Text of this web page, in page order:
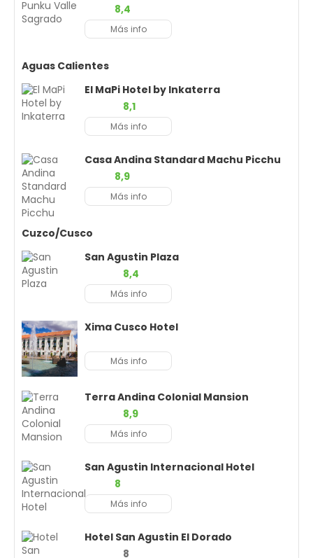
8,4
Más info
Aguas Calientes
El MaPi Hotel by Inkaterra
8,1
Más info
Casa Andina Standard Machu Picchu
8,9
Más info
Cuzco/Cusco
San Agustin Plaza
8,4
Más info
Xima Cusco Hotel
Más info
Terra Andina Colonial Mansion
8,9
Más info
San Agustin Internacional Hotel
8
Más info
Hotel San Agustin El Dorado
8